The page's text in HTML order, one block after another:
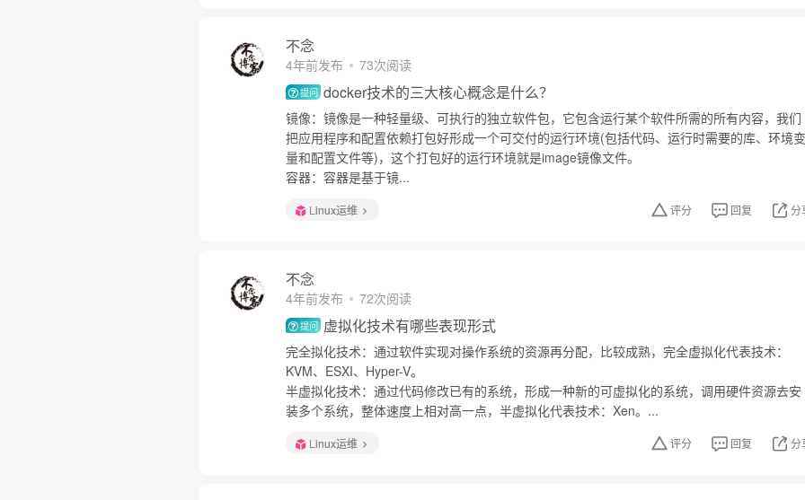
不念
4年前发布 73次阅读
提问 docker技术的三大核心概念是什么？
镜像：镜像是一种轻量级、可执行的独立软件包，它包含运行某个软件所需的所有内容，我们
把应用程序和配置依赖打包好形成一个可交付的运行环境(包括代码、运行时需要的库、环境变
量和配置文件等)，这个打包好的运行环境就是image镜像文件。
容器：容器是基于镜...
Linux运维 评分 回复 分
不念
4年前发布 72次阅读
提问 虚拟化技术有哪些表现形式
完全拟化技术：通过软件实现对操作系统的资源再分配，比较成熟，完全虚拟化代表技术：
KVM、ESXI、Hyper-V。
半虚拟化技术：通过代码修改已有的系统，形成一种新的可虚拟化的系统，调用硬件资源去安
装多个系统，整体速度上相对高一点，半虚拟化代表技术：Xen。...
Linux运维 评分 回复 分